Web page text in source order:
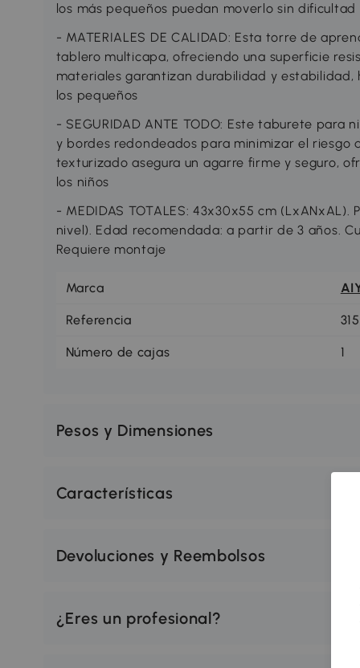
los más pequeños puedan moverlo sin dificultad
- MATERIALES DE CALIDAD: Esta torre de
tablero multicapa, ofreciendo una superficie
materiales garantizan durabilidad y
los pequeños
- SEGURIDAD ANTE TODO: Este taburete para
y bordes redondeados para minimizar el riesgo
texturizado asegura un agarre firme y seguro,
los niños
- MEDIDAS TOTALES: 43x30x55 cm
nivel). Edad recomendada: a partir de 3 años.
Requiere montaje
Marca
Referencia
Número de cajas 1
Pesos y Dimensiones
Características
Devoluciones y Reembolsos
¿Eres un profesional?